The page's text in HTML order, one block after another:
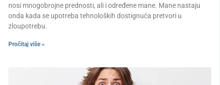
nosi mnogobrojne prednosti, ali i određene mane. Mane nastaju
onda kada se upotreba tehnoloških dostignuća pretvori u
zloupotrebu.
Pročitaj više »